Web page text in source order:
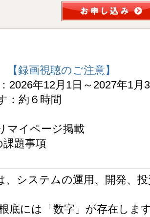
【録画視聴のご注意】
2026年12月1日～2027年1月
：約６時間
マイページ掲載
題事項
、システムの運用、開発、
底には「数字」が存在しま